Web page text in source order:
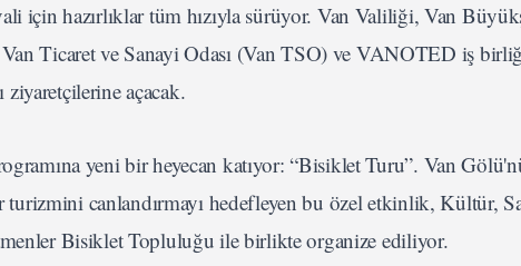
için hazırlıklar tüm hızıyla sürüyor. Van Valiliği, Van
Ticaret ve Sanayi Odası (Van TSO) ve VANOTED iş
açacak.
yeni bir heyecan katıyor: “Bisiklet Turu”. Van
canlandırmayı hedefleyen bu özel etkinlik, Kültür,
Bisiklet Topluluğu ile birlikte organize ediliyor.